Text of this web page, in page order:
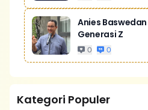
Anies
Generasi Z
0 0
Kategori Populer